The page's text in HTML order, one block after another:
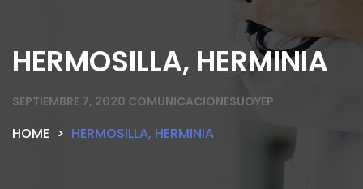
HERMOSILLA, HERMINIA
SEPTIEMBRE 7, 2020 COMUNICACIONESUOYEP
HOME HERMOSILLA, HERMINIA